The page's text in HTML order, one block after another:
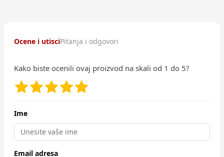
Ocene i utisciPitanja i odgovori
Kako biste ocenili ovaj proizvod na skali od 1 do 5?
Ime
Email adresa